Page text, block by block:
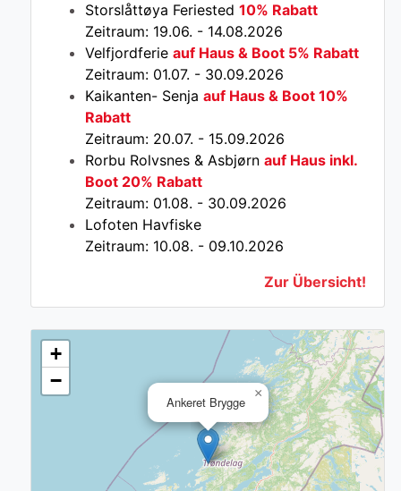
Storslåttøya Feriested 10% Rabatt
Zeitraum: 19.06. - 14.08.2026
Velfjordferie auf Haus & Boot 5% Rabatt
Zeitraum: 01.07. - 30.09.2026
Kaikanten- Senja auf Haus & Boot 10%
Rabatt
Zeitraum: 20.07. - 15.09.2026
Rorbu Rolvsnes & Asbjørn auf Haus inkl.
Boot 20% Rabatt
Zeitraum: 01.08. - 30.09.2026
Lofoten Havfiske
Zeitraum: 10.08. - 09.10.2026
Zur Übersicht!
Ankeret Brygge
×
+
−